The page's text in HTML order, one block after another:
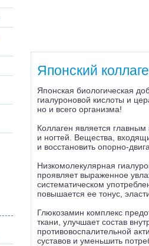
Японский
Японская биологическая
гиалуроновой кислоты и
но и всего организма!
Коллаген является
и ногтей. Вещества,
и восстановить опорно-
Низкомолекулярная
проявляет выраженное
систематическом
повышается ее тонус,
Глюкозамин комплекс
ткани, улучшает состав
противовоспалительной
суставов и уменьшить